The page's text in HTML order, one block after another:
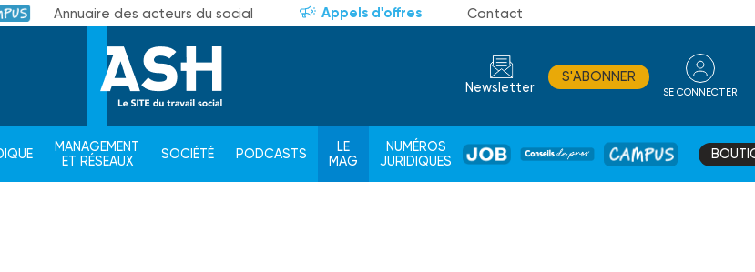
Annuaire des acteurs du social Appels d'offres Contact
Newsletter
S'ABONNER
SE CONNECTER
MANAGEMENT
ET RÉSEAUX
SOCIÉTÉ PODCASTS
LE
MAG
NUMÉROS
JURIDIQUES
JOB
DE
CAMPUS